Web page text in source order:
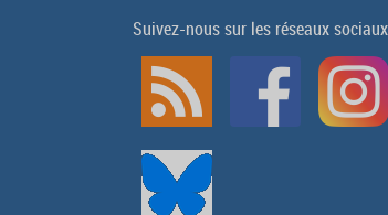
Suivez-nous sur les réseaux